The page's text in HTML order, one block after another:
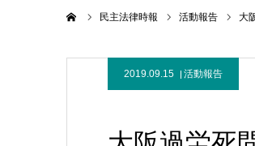
民主法律時報 活動報告 大
2019.09.15 活動報告